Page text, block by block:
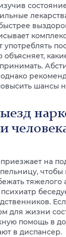
употреблять
шансы
на
тяжелого
для жизни
помощь в
в диспансер.